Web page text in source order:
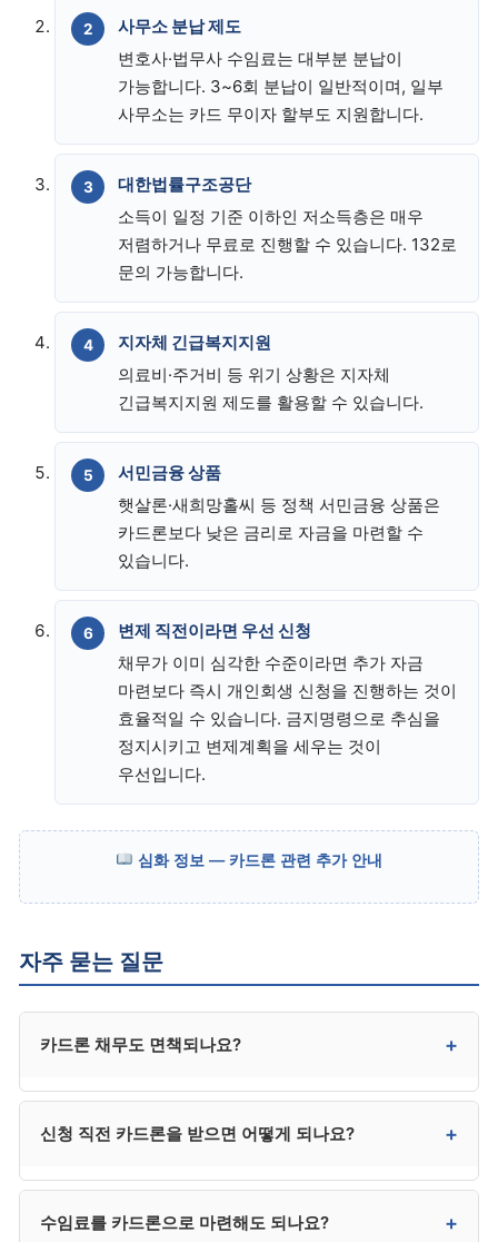
사무소 분납 제도
변호사·법무사 수임료는 대부분 분납이
가능합니다. 3~6회 분납이 일반적이며, 일부
사무소는 카드 무이자 할부도 지원합니다.
대한법률구조공단
소득이 일정 기준 이하인 저소득층은 매우
저렴하거나 무료로 진행할 수 있습니다. 132로
문의 가능합니다.
지자체 긴급복지지원
의료비·주거비 등 위기 상황은 지자체
긴급복지지원 제도를 활용할 수 있습니다.
서민금융 상품
햇살론·새희망홀씨 등 정책 서민금융 상품은
카드론보다 낮은 금리로 자금을 마련할 수
있습니다.
변제 직전이라면 우선 신청
채무가 이미 심각한 수준이라면 추가 자금
마련보다 즉시 개인회생 신청을 진행하는 것이
효율적일 수 있습니다. 금지명령으로 추심을
정지시키고 변제계획을 세우는 것이
우선입니다.
심화 정보 — 카드론 관련 추가 안내
자주 묻는 질문
카드론 채무도 면책되나요? +
분류되어 면책 대상이 됩니다. 다만 도박성·사치성
신청 직전 카드론을 받으면 어떻게 되나요? +
있습니다. 법원이 사용처 입증을 요구할 수 있고, 면책에
수임료를 카드론으로 마련해도 되나요? +